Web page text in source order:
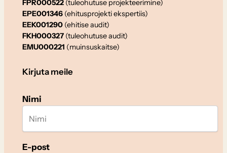
FPR000522 (tuleohutuse projekteerimine)
EPE001346 (ehitusprojekti ekspertiis)
EEK001290(ehitise audit)
FKH000327 (tuleohutuse audit)
EMU000221 (muinsuskaitse)
Kirjuta meile
Nimi
E-post